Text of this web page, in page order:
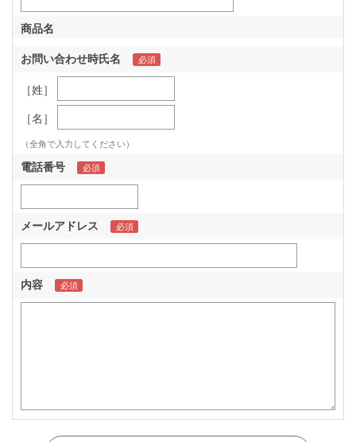
商品名
お問い合わせ時氏名
［姓］
［名］
（全角で入力してください）
電話番号
メールアドレス
内容